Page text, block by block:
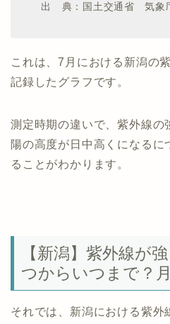
出 典：国土交通省 気象
これは、7月における新潟の
記録したグラフです。
測定時期の違いで、紫外線の
陽の高度が日中高くになるに
ることがわかります。
【新潟】紫外線が
つからいつまで？
それでは、新潟における紫外